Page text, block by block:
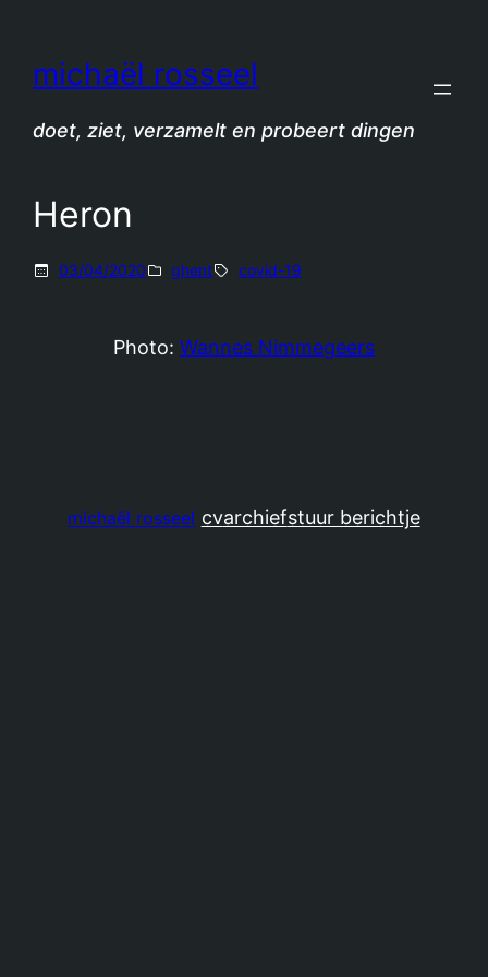
michaël rosseel
doet, ziet, verzamelt en probeert dingen
Heron
03/04/2020 ghent covid-19
Photo: Wannes Nimmegeers
michaël rosseel cvarchiefstuur berichtje